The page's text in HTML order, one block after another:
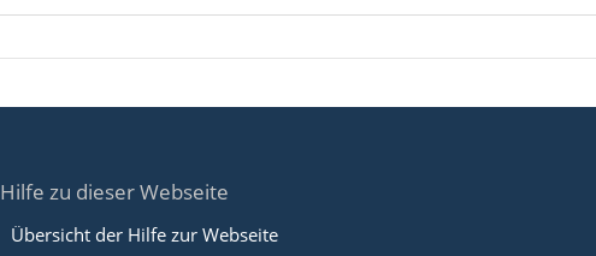
Hilfe zu dieser Webseite
Übersicht der Hilfe zur Webseite